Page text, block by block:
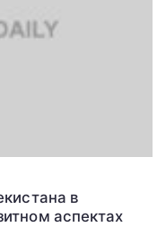
в
аспектах